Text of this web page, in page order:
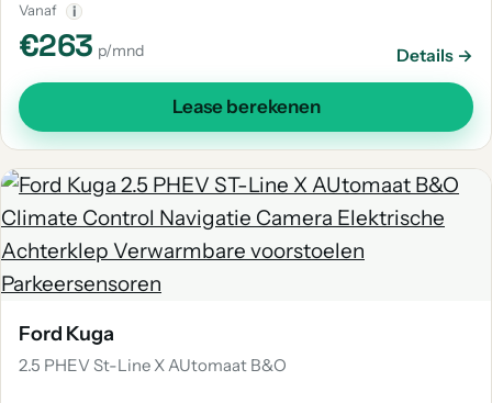
Vanaf i
€263 p/mnd Details →
Lease berekenen
Ford Kuga
2.5 PHEV St-Line X AUtomaat B&O